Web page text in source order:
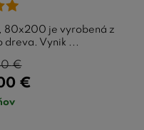
80x200 je vyrobená z
dreva. Vynik ...
€
€